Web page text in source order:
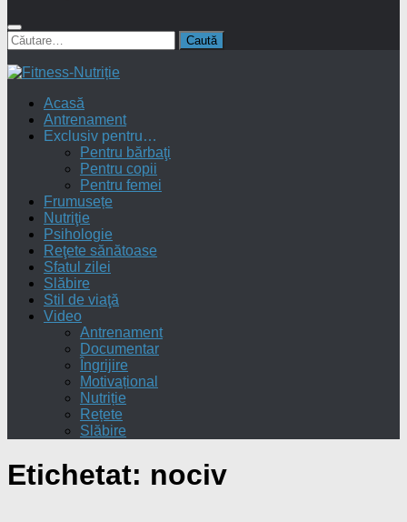
Caută
după:
Acasă
Antrenament
Exclusiv pentru…
Pentru bărbaţi
Pentru copii
Pentru femei
Frumusețe
Nutriţie
Psihologie
Reţete sănătoase
Sfatul zilei
Slăbire
Stil de viaţă
Video
Antrenament
Documentar
Îngrijire
Motivațional
Nutriție
Rețete
Slăbire
Etichetat: nociv